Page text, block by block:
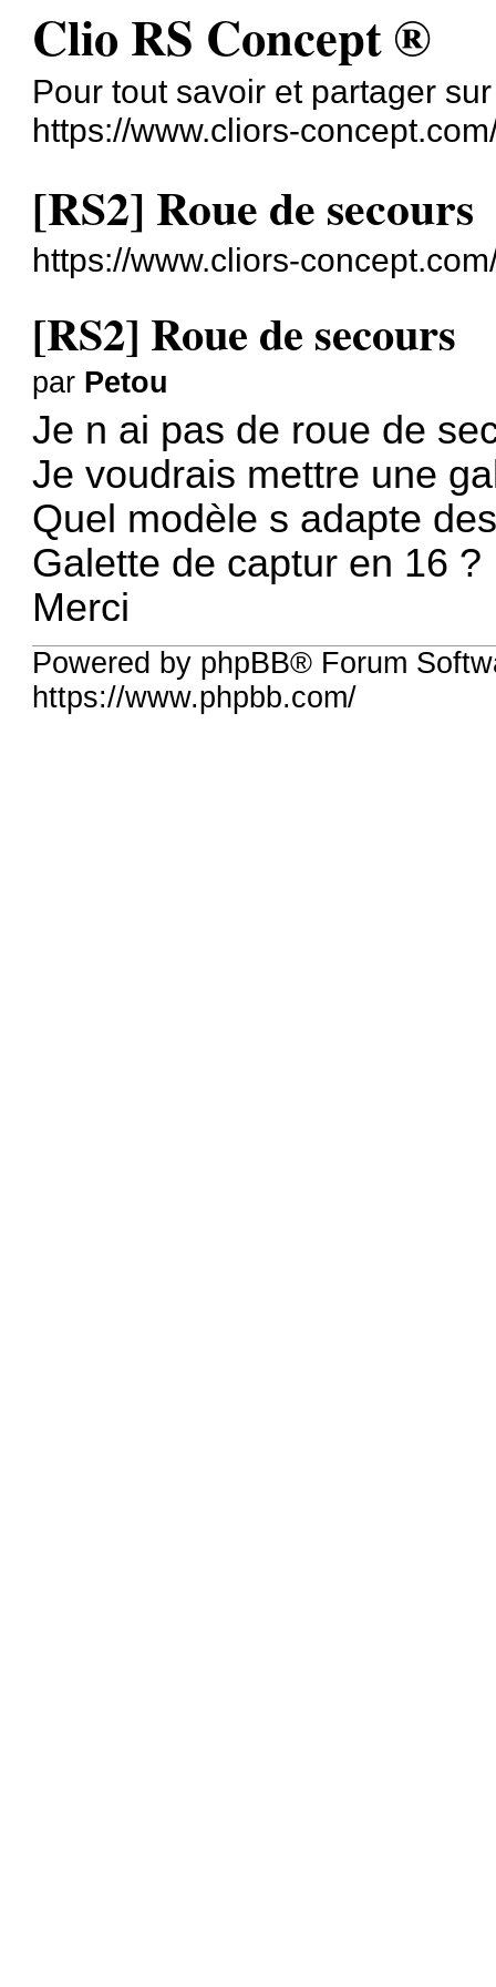
Clio RS Concept ®
Pour tout savoir et partager
https://www.cliors-
[RS2] Roue de secours
https://www.cliors-
[RS2] Roue de secours
par Petou
Je n ai pas de roue de
Je voudrais mettre une
Quel modèle s adapte
Galette de captur en 16 ?
Merci
Powered by phpBB® Forum
https://www.phpbb.com/